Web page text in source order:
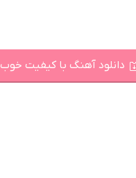
دانلود آهنگ با کیفیت خوب 128